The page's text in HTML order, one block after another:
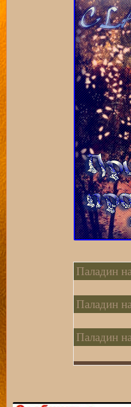
Паладин
Паладин
Паладин
Паладин